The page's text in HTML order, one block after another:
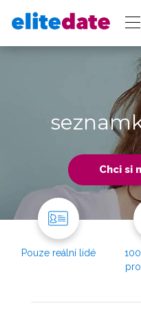
Chci si
Pouze reální lidé